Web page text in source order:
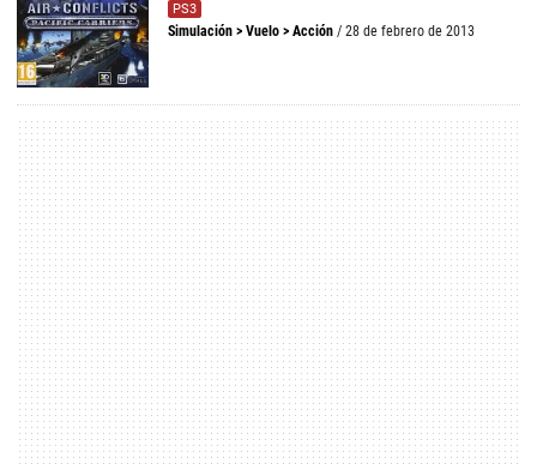
PS3
Simulación > Vuelo > Acción / 28 de febrero de 2013